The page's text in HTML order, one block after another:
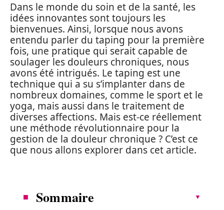
Dans le monde du soin et de la santé, les
idées innovantes sont toujours les
bienvenues. Ainsi, lorsque nous avons
entendu parler du taping pour la première
fois, une pratique qui serait capable de
soulager les douleurs chroniques, nous
avons été intrigués. Le taping est une
technique qui a su s’implanter dans de
nombreux domaines, comme le sport et le
yoga, mais aussi dans le traitement de
diverses affections. Mais est-ce réellement
une méthode révolutionnaire pour la
gestion de la douleur chronique ? C’est ce
que nous allons explorer dans cet article.
Sommaire